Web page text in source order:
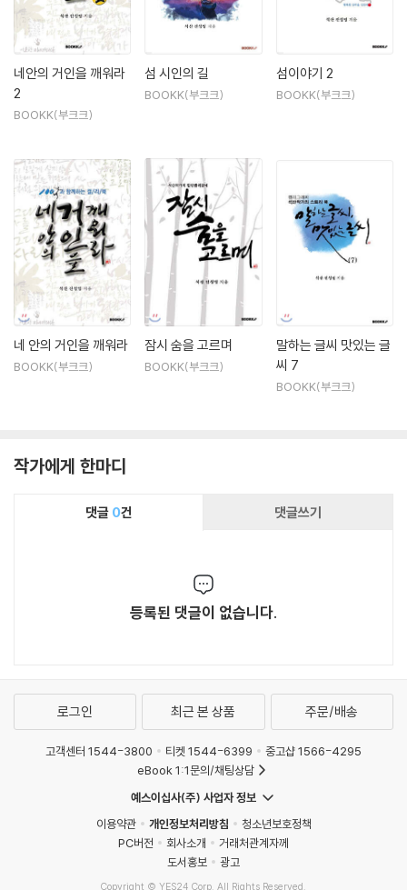
-광복70주년 특별기획 KBS대하드라마 징비록 타이틀서체(2015.2)
-방송,영화 의궤 8일간의 축제 3D 타이틀서체(2014.04)
-무등산 노무현길 표지석 서체(2016.11)
*전시회 및 대회, 수상
-독도 고지도展 관련 캘리그래피 특별초대전(2009.4)
-제1회 대한민국 캘리그래피대전 입선(2010.11)
-미디어다음 주관 오늘의 인물 선정(2013.11)
-제1회 고양시민과 함께하는 독도사진전 초대작가(2012.9)
-국민과 함께한 블랙이글에어쇼 독도사진전 초대작가(2012.9)
-2013 KBS 대기획 의궤 8일간의 축제 2014 방통위 방송대상, 대통령상
수상(2014.7)
-대한민국 캘리그래피 명장 인증(전 예제 19-명 185호)(2019.12)
-2020 언론대상 문화예술대상 수상(2020년 12월)
-2020 독도홍보대상 '독도문화상' 수상(2020.12)
http://brunch.co.kr/@jsuksan
네안의 거인을 깨워라
2
BOOKK(부크크)
섬 시인의 길
BOOKK(부크크)
섬이야기 2
BOOKK(부크크)
네 안의 거인을 깨워라
BOOKK(부크크)
잠시 숨을 고르며
BOOKK(부크크)
말하는 글씨 맛있는 글
씨 7
BOOKK(부크크)
작가에게 한마디
댓글 0건 댓글쓰기
등록된 댓글이 없습니다.
로그인 최근 본 상품 주문/배송
고객센터 1544-3800 티켓 1544-6399
중고샵 1566-4295
eBook 1:1문의/채팅상담
예스이십사(주) 사업자 정보
이용약관
개인정보처리방침
청소년보호정책
PC버전
회사소개
거래처관계자께
도서홍보
광고
Copyright © YES24 Corp. All Rights Reserved.